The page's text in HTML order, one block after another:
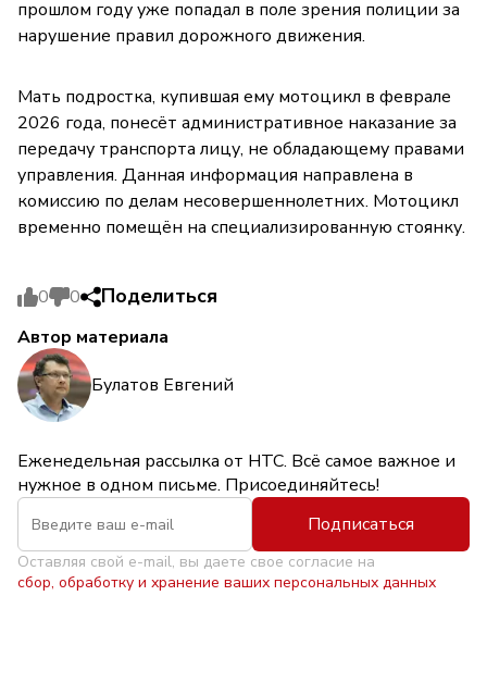
прошлом году уже попадал в поле зрения полиции за
нарушение правил дорожного движения.
Мать подростка, купившая ему мотоцикл в феврале
2026 года, понесёт административное наказание за
передачу транспорта лицу, не обладающему правами
управления. Данная информация направлена в
комиссию по делам несовершеннолетних. Мотоцикл
временно помещён на специализированную стоянку.
0 0 Поделиться
Автор материала
Булатов Евгений
Еженедельная рассылка от НТС. Всё самое важное и
нужное в одном письме. Присоединяйтесь!
Подписаться
Оставляя свой e-mail, вы даете свое согласие на
сбор, обработку и хранение ваших персональных данных